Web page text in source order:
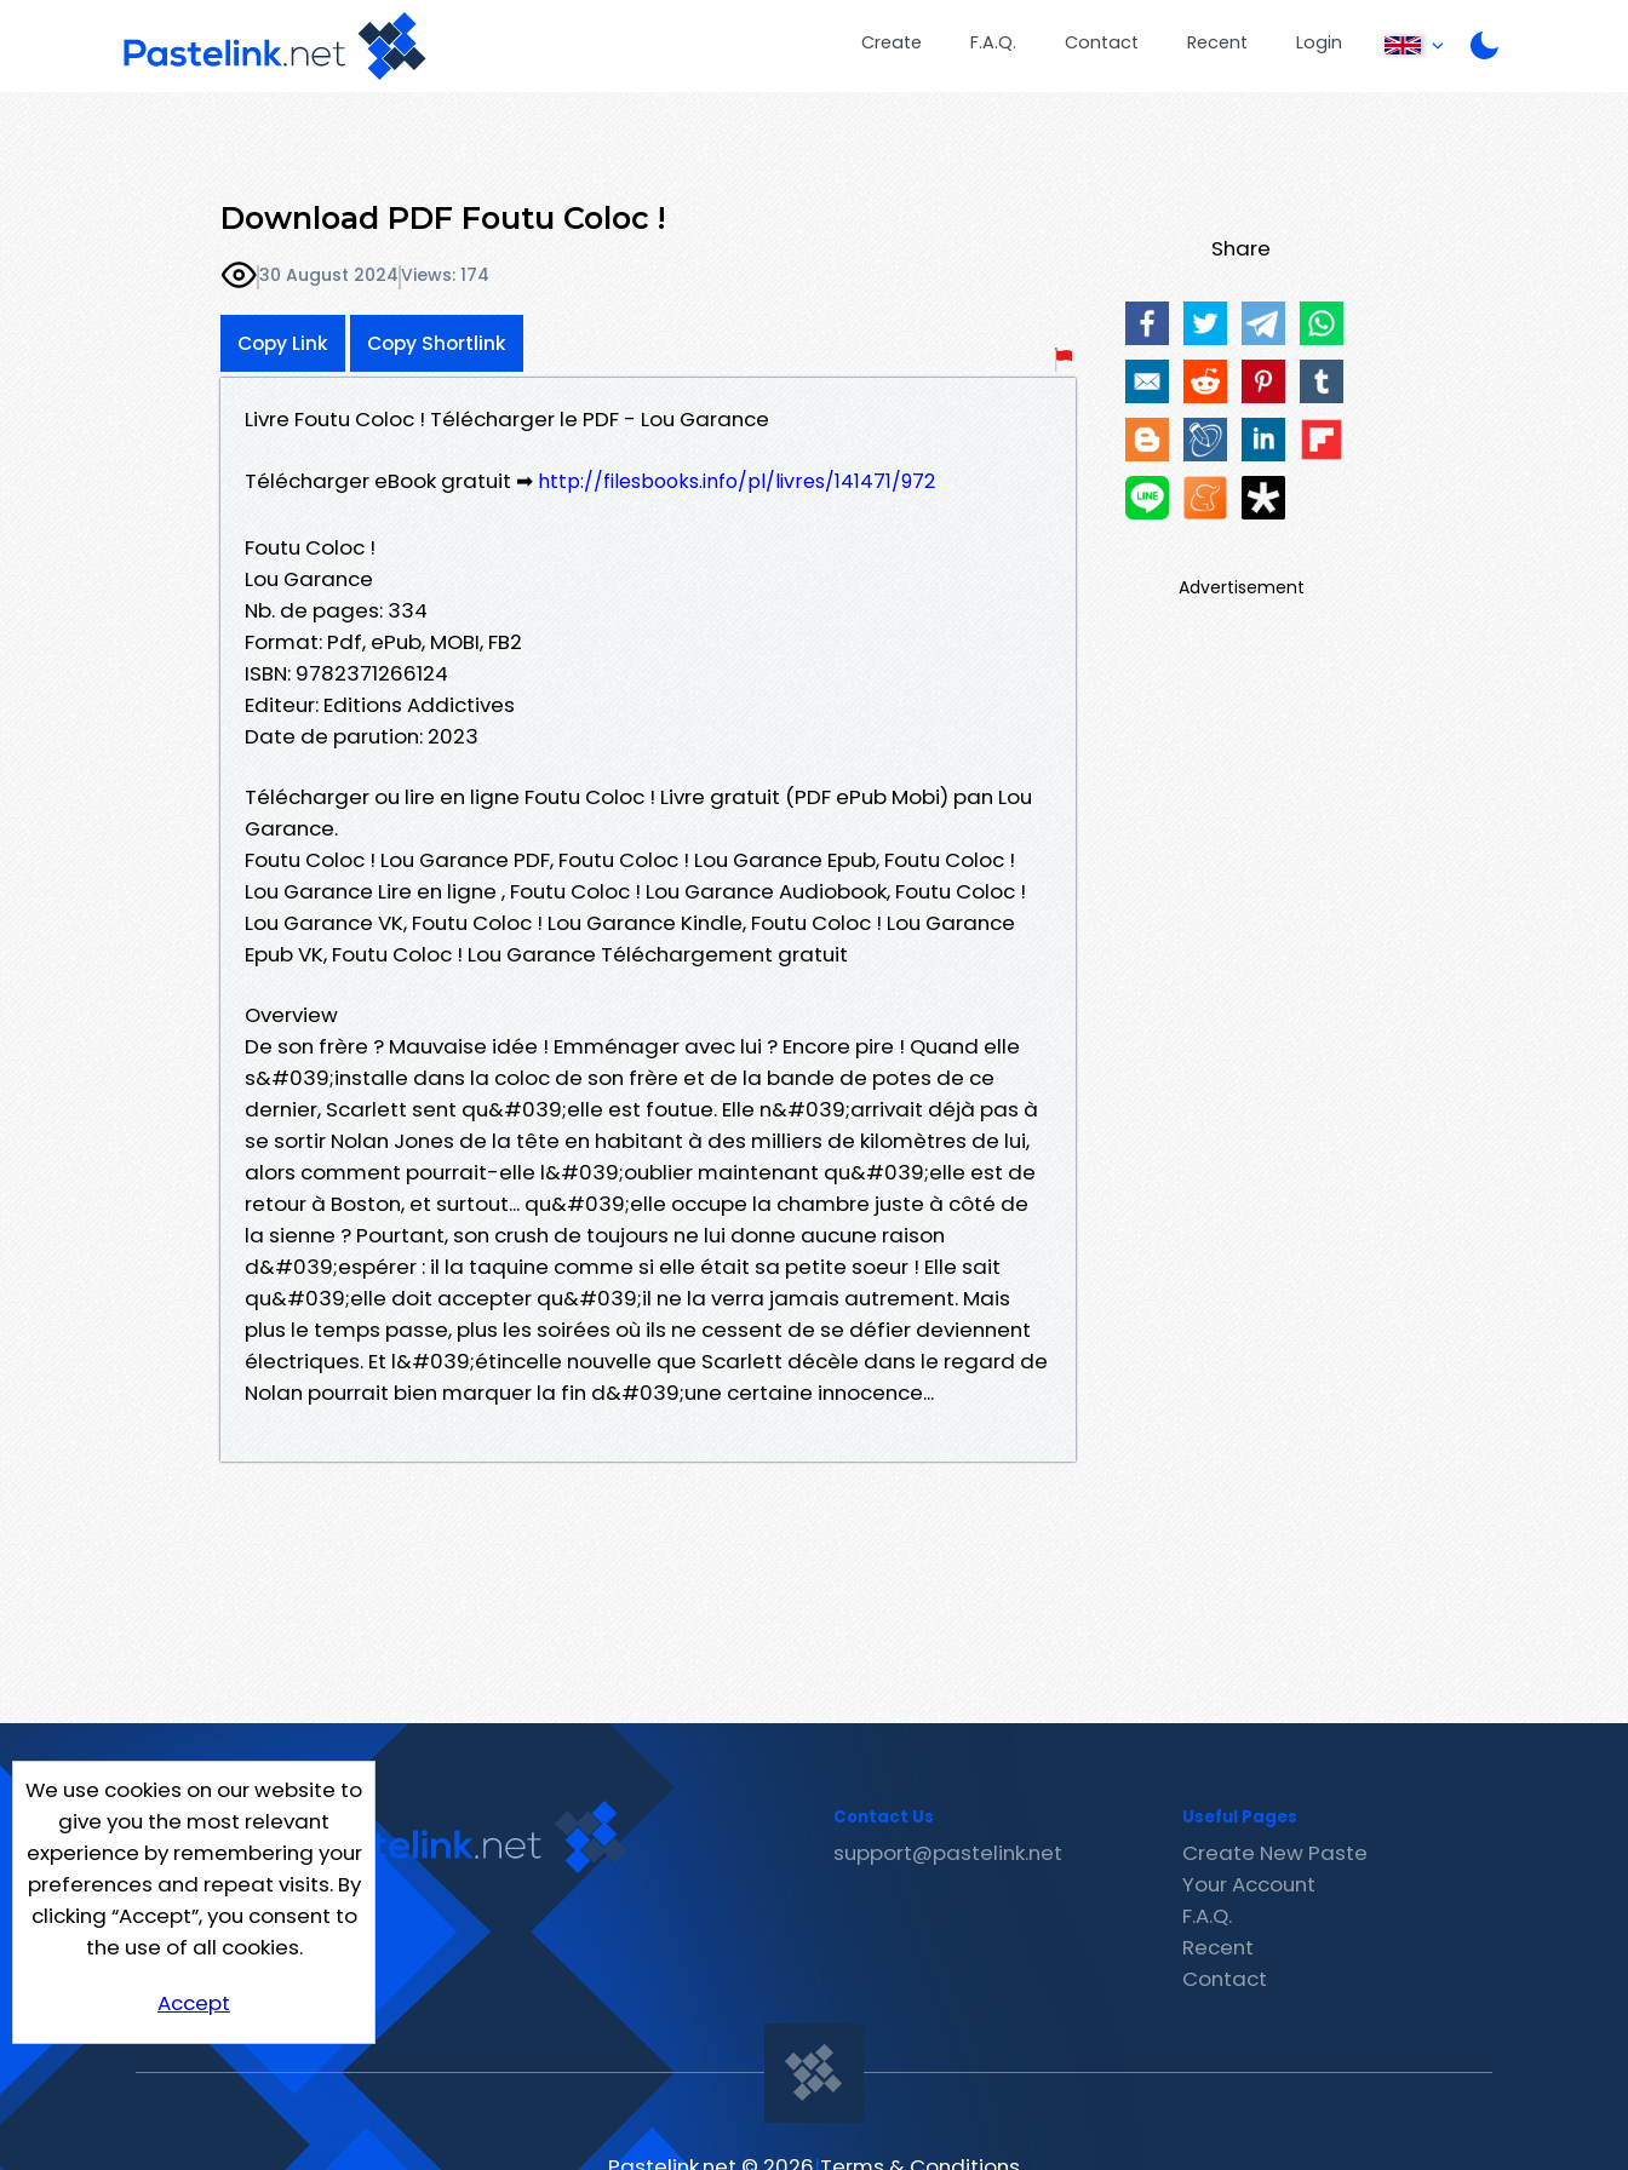
Create F.A.Q. Contact Recent Login
Download PDF Foutu Coloc !
30 August 2024Views: 174
Copy Link Copy Shortlink
Livre Foutu Coloc ! Télécharger le PDF - Lou Garance
Télécharger eBook gratuit ➡ http://filesbooks.info/pl/livres/141471/972
Foutu Coloc !
Lou Garance
Nb. de pages: 334
Format: Pdf, ePub, MOBI, FB2
ISBN: 9782371266124
Editeur: Editions Addictives
Date de parution: 2023
Télécharger ou lire en ligne Foutu Coloc ! Livre gratuit (PDF ePub Mobi) pan Lou
Garance.
Foutu Coloc ! Lou Garance PDF, Foutu Coloc ! Lou Garance Epub, Foutu Coloc !
Lou Garance Lire en ligne , Foutu Coloc ! Lou Garance Audiobook, Foutu Coloc !
Lou Garance VK, Foutu Coloc ! Lou Garance Kindle, Foutu Coloc ! Lou Garance
Epub VK, Foutu Coloc ! Lou Garance Téléchargement gratuit
Overview
De son frère ? Mauvaise idée ! Emménager avec lui ? Encore pire ! Quand elle
s&#039;installe dans la coloc de son frère et de la bande de potes de ce
dernier, Scarlett sent qu&#039;elle est foutue. Elle n&#039;arrivait déjà pas à
se sortir Nolan Jones de la tête en habitant à des milliers de kilomètres de lui,
alors comment pourrait-elle l&#039;oublier maintenant qu&#039;elle est de
retour à Boston, et surtout... qu&#039;elle occupe la chambre juste à côté de
la sienne ? Pourtant, son crush de toujours ne lui donne aucune raison
d&#039;espérer : il la taquine comme si elle était sa petite soeur ! Elle sait
qu&#039;elle doit accepter qu&#039;il ne la verra jamais autrement. Mais
plus le temps passe, plus les soirées où ils ne cessent de se défier deviennent
électriques. Et l&#039;étincelle nouvelle que Scarlett décèle dans le regard de
Nolan pourrait bien marquer la fin d&#039;une certaine innocence...
Share
Advertisement
We use cookies on our website to
give you the most relevant
experience by remembering your
preferences and repeat visits. By
clicking “Accept”, you consent to
the use of all cookies.
Accept
Contact Us
support@pastelink.net
Useful Pages
Create New Paste
Your Account
F.A.Q.
Recent
Contact